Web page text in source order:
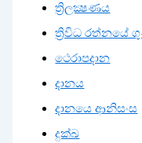
ත්‍රිලක්‍ෂණය
ත්‍රිවිධ රත්නයේ
ථෙරාපදාන
දානය
දානයෙ ආනිසංස
දුක්ඛ